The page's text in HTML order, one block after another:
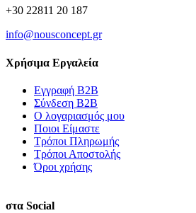
+30 22811 20 187
info@nousconcept.gr
Χρήσιμα Εργαλεία
Εγγραφή Β2Β
Σύνδεση Β2Β
Ο λογαριασμός μου
Ποιοι Είμαστε
Τρόποι Πληρωμής
Τρόποι Αποστολής
Όροι χρήσης
στα Social